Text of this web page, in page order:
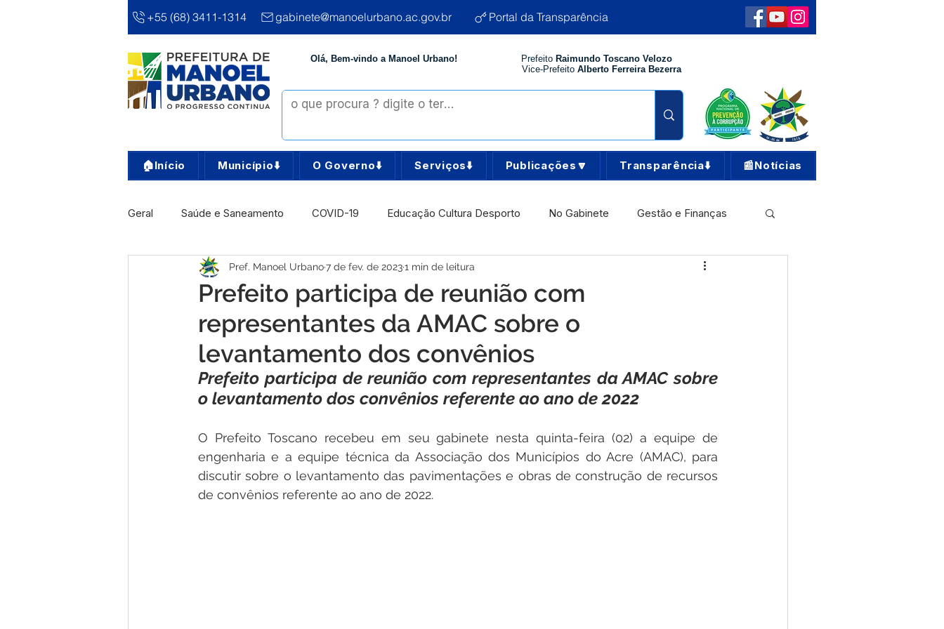
+55 (68) 3411-1314 gabinete@manoelurbano.ac.gov.br Portal da Transparência
Olá, Bem-vindo a Manoel Urbano! Prefeito Raimundo Toscano Velozo
Vice-Prefeito Alberto Ferreira Bezerra
🏠Início Município⬇️ O Governo⬇️ Serviços⬇️ Publicações🔽 Transparência⬇️ 📰Notícias
Geral Saúde e Saneamento COVID-19 Educação Cultura Desporto No Gabinete Gestão e Finanças
Infra, Obra e Transporte Assistência Social Comunidade Meio Ambiente
Concursos Comunicado Institucional e Governo Campanhas Datas Comemorativas
Nota de Pesar Dengue Vacinômetro Convênios e Parcerias Defesa Civil Emenda Parlamentar
Licitações Processo Seletivo Simplificados Vigilância Sanitária Alagação e Enchente Lazer
Processo Edital Audiência pública
Prefeito participa de reunião com
representantes da AMAC sobre o
levantamento dos convênios
Pref. Manoel Urbano7 de fev. de 20231 min de leitura
Prefeito participa de reunião com representantes da AMAC sobre
o levantamento dos convênios referente ao ano de 2022
O Prefeito Toscano recebeu em seu gabinete nesta quinta-feira (02) a equipe de
engenharia e a equipe técnica da Associação dos Municípios do Acre (AMAC), para
discutir sobre o levantamento das pavimentações e obras de construção de recursos
de convênios referente ao ano de 2022.